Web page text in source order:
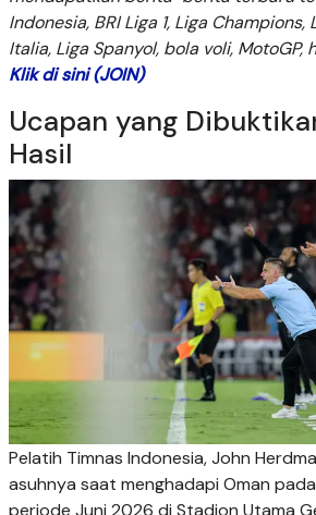
Indonesia, BRI Liga 1, Liga Champions,
Italia, Liga Spanyol, bola voli, MotoGP,
Klik di sini (JOIN)
Ucapan yang
Hasil
Pelatih Timnas Indonesia, John
asuhnya saat menghadapi Oman
periode Juni 2026 di Stadion Utama